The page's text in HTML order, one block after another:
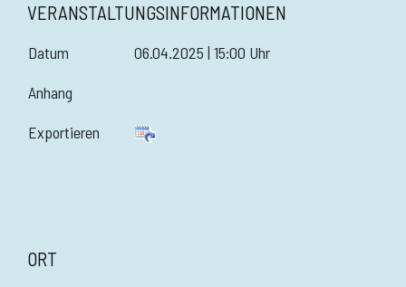
VERANSTALTUNGSINFORMATIONEN
Datum
06.04.2025 | 15:00 Uhr
Anhang
Exportieren
ORT